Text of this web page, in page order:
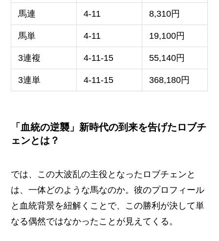
馬連 4-11 8,310円
馬単 4-11 19,100円
3連複 4-11-15 55,140円
3連単 4-11-15 368,180円
「血統の逆襲」新時代の到来を告げたロブチ
ェンとは？
では、この大波乱の主役となったロブチェンと
は、一体どのような馬なのか。彼のプロフィール
と血統背景を紐解くことで、この勝利が決して単
なる偶然ではなかったことが見えてくる。